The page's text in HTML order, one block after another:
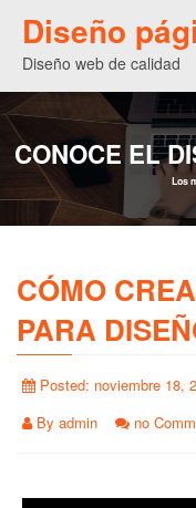
Diseño
Diseño web de calidad
CONOCE EL
Los
CÓMO
PARA
Posted: noviembre 18,
By admin no